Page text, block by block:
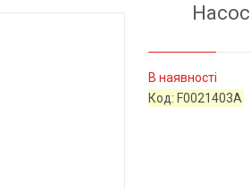
В наявності
Код: F0021403A